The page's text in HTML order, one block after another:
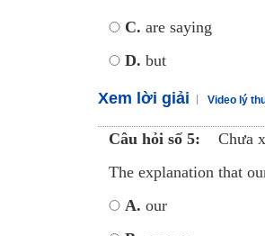
C. are saying
D. but
Xem lời giải Video lý
Câu hỏi số 5:
Chưa
The explanation that
A. our